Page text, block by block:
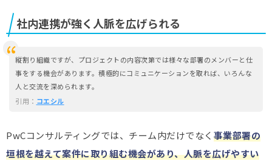
社内連携が強く人脈を広げられる
縦割り組織ですが、プロジェクトの内容次第では様々な部署のメンバーと仕
事をする機会があります。積極的にコミュニケーションを取れば、いろんな
人と交流を深められます。
引用： コエシル
PwCコンサルティングでは、チーム内だけでなく 事業部署の
垣根を越えて案件に取り組む機会があり、人脈を広げやすい